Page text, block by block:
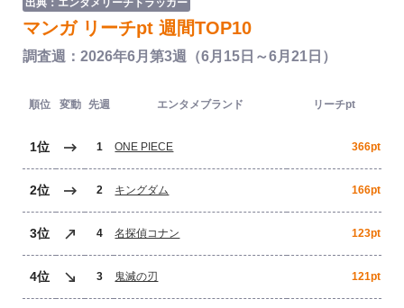
出典：エンタメリーチトラッカー
マンガ リーチpt 週間TOP10
調査週：2026年6月第3週（6月15日～6月21日）
順位 変動 先週 エンタメブランド リーチpt
1位 1 ONE PIECE 366pt
2位 2 キングダム 166pt
3位 4 名探偵コナン 123pt
4位 3 鬼滅の刃 121pt